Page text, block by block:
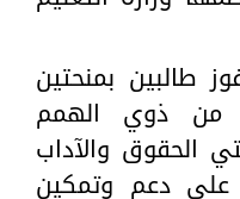
طالبين بمنحتين
من ذوي الهمم
الحقوق والآداب
دعم وتمكين